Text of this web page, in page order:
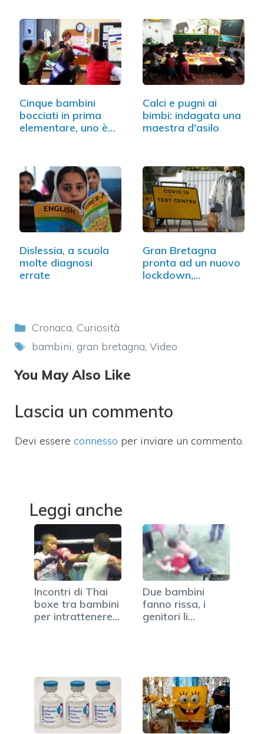
Cinque bambini
bocciati in prima
elementare, uno è
Calci e pugni ai
bimbi: indagata una
maestra d'asilo
Dislessia, a scuola
molte diagnosi
errate
Gran Bretagna
pronta ad un nuovo
lockdown,…
Categorie
Cronaca, Curiosità
Tag
bambini, gran bretagna, Video
You May Also Like
Lascia un commento
Devi essere connesso per inviare un commento.
Leggi anche
Incontri di Thai
boxe tra bambini
per intrattenere
Due bambini
fanno rissa, i
genitori li